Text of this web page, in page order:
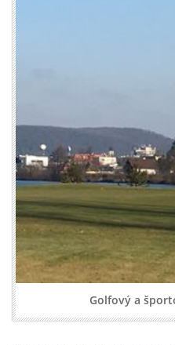
Golfový a